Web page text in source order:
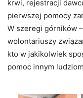
krwi, rejestracji
pierwszej pomocy
W szeregi górników
wolontariuszy
kto w jakikolwiek
pomoc innym